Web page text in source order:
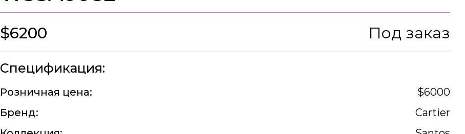
$6200 Под заказ
Спецификация:
Розничная цена:
$6000
Бренд:
Cartier